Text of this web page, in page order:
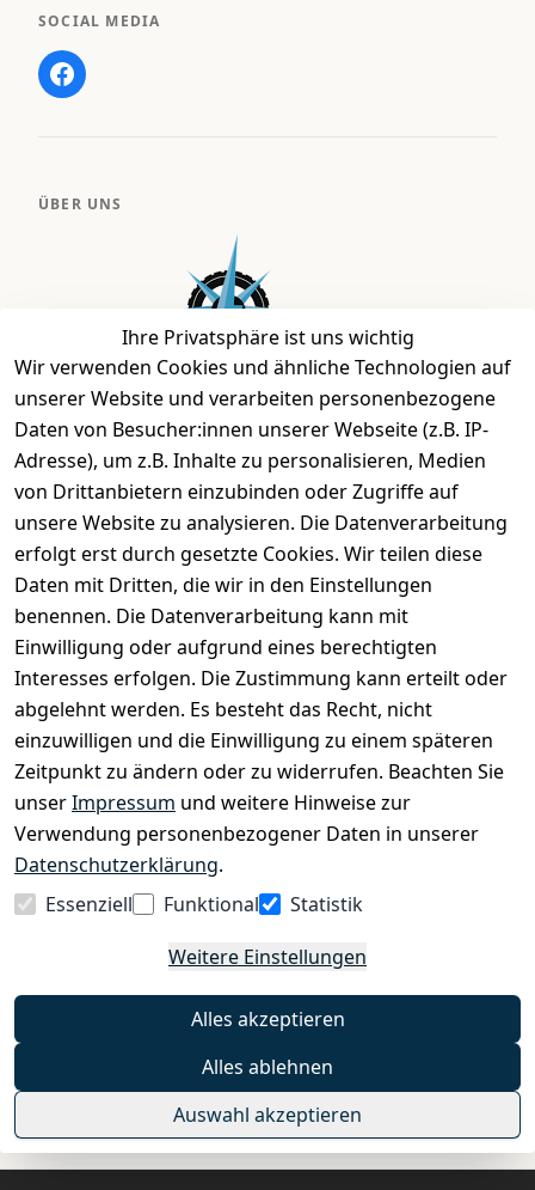
Ihre Privatsphäre ist uns wichtig
Wir verwenden Cookies und ähnliche Technologien auf
unserer Website und verarbeiten personenbezogene
Daten von Besucher:innen unserer Webseite (z.B. IP-
Adresse), um z.B. Inhalte zu personalisieren, Medien
von Drittanbietern einzubinden oder Zugriffe auf
unsere Website zu analysieren. Die Datenverarbeitung
erfolgt erst durch gesetzte Cookies. Wir teilen diese
Daten mit Dritten, die wir in den Einstellungen
benennen. Die Datenverarbeitung kann mit
Einwilligung oder aufgrund eines berechtigten
Interesses erfolgen. Die Zustimmung kann erteilt oder
abgelehnt werden. Es besteht das Recht, nicht
einzuwilligen und die Einwilligung zu einem späteren
Zeitpunkt zu ändern oder zu widerrufen. Beachten Sie
unserImpressum und weitere Hinweise zur
Verwendung personenbezogener Daten in unserer
Datenschutzerklärung.
Essenziell
Funktional
Statistik
Weitere Einstellungen
Alles akzeptieren
Alles ablehnen
Auswahl akzeptieren
SOCIAL MEDIA
ÜBER UNS
Bei uns findest Du das richtige Fahrgefühl. Auf über
2.400 m² bieten wir Dir die beste Beratung zu
Kinderfahrrädern über E-MTBs bis hin zu
Lastenfahrrädern und Elektrorollern.
EINKAUFEN
› Fahrrad Aachen
› Zahlungs- und Versandbedingungen
INFORMATIONEN
› Batteriehinweis
› Widerrufsrecht
Impressum